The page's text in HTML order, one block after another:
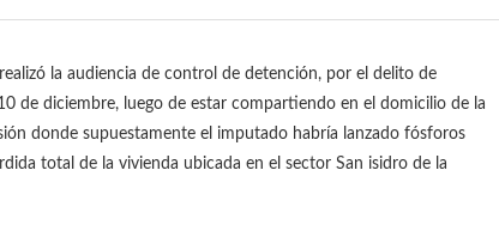
la audiencia de control de detención, por el delito de
de diciembre, luego de estar compartiendo en el domicilio de la
donde supuestamente el imputado habría lanzado fósforos
total de la vivienda ubicada en el sector San isidro de la